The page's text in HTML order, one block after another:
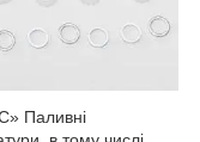
Паливні